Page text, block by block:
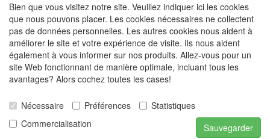
Mail:sonorus@skynet.be
Heures d'ouverture:
Lundi au jeudi de 10 à 17 h.
Vendredi de 10 à 16h
TVA: BE.0467.066.282
Bien que vous visitez notre site. Veuillez indiquer ici les cookies
que nous pouvons placer. Les cookies nécessaires ne collectent
pas de données personnelles. Les autres cookies nous aident à
améliorer le site et votre expérience de visite. Ils nous aident
également à vous informer sur nos produits. Allez-vous pour un
site Web fonctionnant de manière optimale, incluant tous les
avantages? Alors cochez toutes les cases!
Nécessaire Préférences
Statistiques
Commercialisation
Sauvegarder